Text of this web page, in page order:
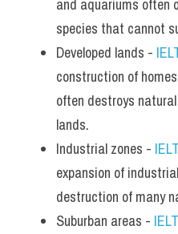
and aquariums
species that cannot
Developed lands -
construction of
often destroys
lands.
Industrial zones -
expansion of
destruction of many
Suburban areas -